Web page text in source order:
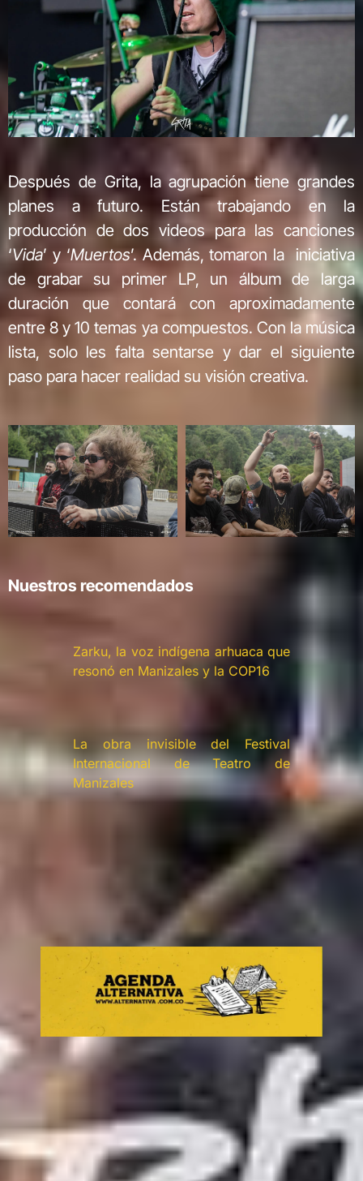
Después de Grita, la agrupación tiene grandes
planes a futuro. Están trabajando en la
producción de dos videos para las canciones
‘Vida’ y ‘Muertos’. Además, tomaron la iniciativa
de grabar su primer LP, un álbum de larga
duración que contará con aproximadamente
entre 8 y 10 temas ya compuestos. Con la música
lista, solo les falta sentarse y dar el siguiente
paso para hacer realidad su visión creativa.
Nuestros recomendados
Zarku, la voz indígena arhuaca que
resonó en Manizales y la COP16
La obra invisible del Festival
Internacional de Teatro de
Manizales